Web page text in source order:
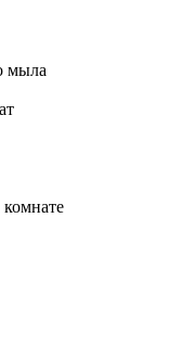
мыла